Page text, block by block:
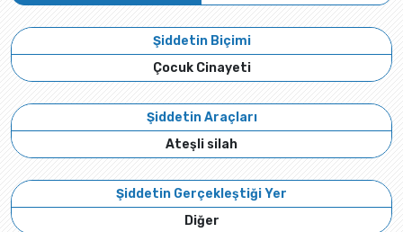
Şiddetin Biçimi
Çocuk Cinayeti
Şiddetin Araçları
Ateşli silah
Şiddetin Gerçekleştiği Yer
Diğer